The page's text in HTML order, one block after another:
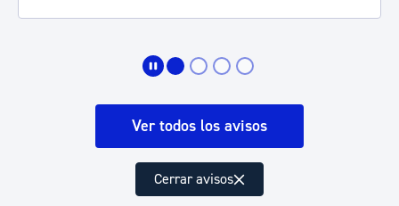
Ver todos los avisos
Cerrar avisos